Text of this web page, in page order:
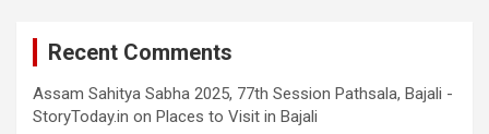
Recent Comments
Assam Sahitya Sabha 2025, 77th Session Pathsala, Bajali -
StoryToday.in on Places to Visit in Bajali